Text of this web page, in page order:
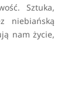
Sztuka,
niebiańską
nam życie,